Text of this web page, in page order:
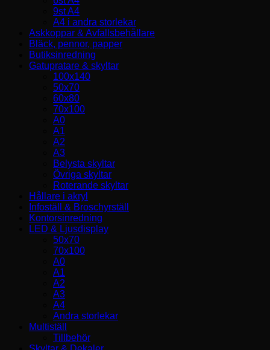
9st A4
A4 i andra storlekar
Askkoppar & Avfallsbehållare
Bläck, pennor, papper
Butiksinredning
Gatupratare & skyltar
100x140
50x70
60x80
70x100
A0
A1
A2
A3
Belysta skyltar
Övriga skyltar
Roterande skyltar
Hållare i akryl
Infoställ & Broschyrställ
Kontorsinredning
LED & Ljusdisplay
50x70
70x100
A0
A1
A2
A3
A4
Andra storlekar
Multiställ
Tillbehör